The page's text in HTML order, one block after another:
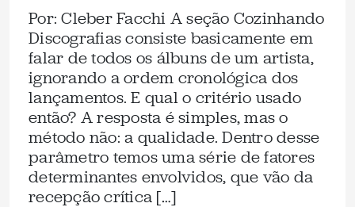
Por: Cleber Facchi A seção Cozinhando
Discografias consiste basicamente em
falar de todos os álbuns de um artista,
ignorando a ordem cronológica dos
lançamentos. E qual o critério usado
então? A resposta é simples, mas o
método não: a qualidade. Dentro desse
parâmetro temos uma série de fatores
determinantes envolvidos, que vão da
recepção crítica […]